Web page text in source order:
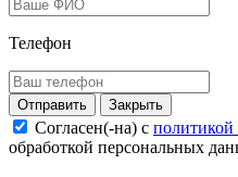
Телефон
Закрыть
Согласен(-на) c политикой
обработкой персональных